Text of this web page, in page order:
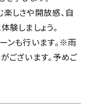
しさや開放感、自
しましょう。
ンも行います。※雨
ございます。予めご